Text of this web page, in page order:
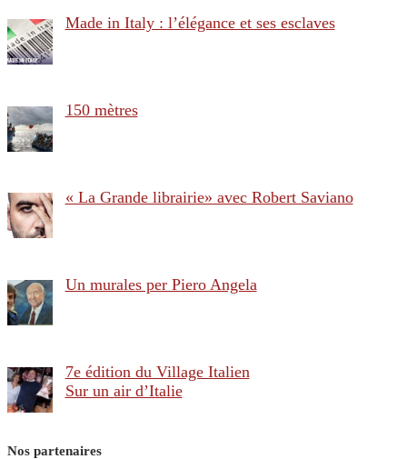
Made in Italy : l’élégance et ses esclaves
150 mètres
« La Grande librairie» avec Robert Saviano
Un murales per Piero Angela
7e édition du Village Italien
Sur un air d’Italie
Nos partenaires